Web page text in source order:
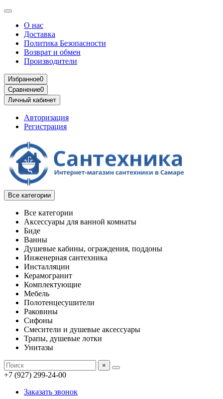
О нас
Доставка
Политика Безопасности
Возврат и обмен
Производители
Избранное0
Сравнение0
Личный кабинет
Авторизация
Регистрация
Все категории
Все категории
Аксессуары для ванной комнаты
Биде
Ванны
Душевые кабины, ограждения, поддоны
Инженерная сантехника
Инсталляции
Керамогранит
Комплектующие
Мебель
Полотенцесушители
Раковины
Сифоны
Смесители и душевые аксессуары
Трапы, душевые лотки
Унитазы
×
+7 (927) 299-24-00
Заказать звонок